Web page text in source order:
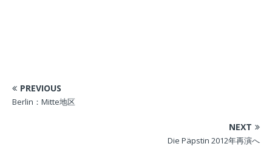
PREVIOUS
Berlin：Mitte地区
NEXT
Die Päpstin 2012年再演へ